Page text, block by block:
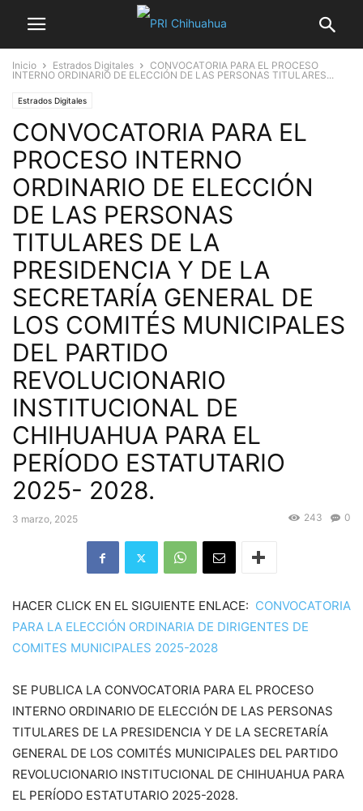
Inicio Estrados Digitales
CONVOCATORIA PARA EL PROCESO
INTERNO ORDINARIO DE ELECCIÓN DE LAS PERSONAS TITULARES...
Estrados Digitales
CONVOCATORIA PARA EL
PROCESO INTERNO
ORDINARIO DE ELECCIÓN
DE LAS PERSONAS
TITULARES DE LA
PRESIDENCIA Y DE LA
SECRETARÍA GENERAL DE
LOS COMITÉS MUNICIPALES
DEL PARTIDO
REVOLUCIONARIO
INSTITUCIONAL DE
CHIHUAHUA PARA EL
PERÍODO ESTATUTARIO
2025- 2028.
3 marzo, 2025 0
243
HACER CLICK EN EL SIGUIENTE ENLACE: CONVOCATORIA
PARA LA ELECCIÓN ORDINARIA DE DIRIGENTES DE
COMITES MUNICIPALES 2025-2028
SE PUBLICA LA CONVOCATORIA PARA EL PROCESO
INTERNO ORDINARIO DE ELECCIÓN DE LAS PERSONAS
TITULARES DE LA PRESIDENCIA Y DE LA SECRETARÍA
GENERAL DE LOS COMITÉS MUNICIPALES DEL PARTIDO
REVOLUCIONARIO INSTITUCIONAL DE CHIHUAHUA PARA
EL PERÍODO ESTATUTARIO 2025-2028.